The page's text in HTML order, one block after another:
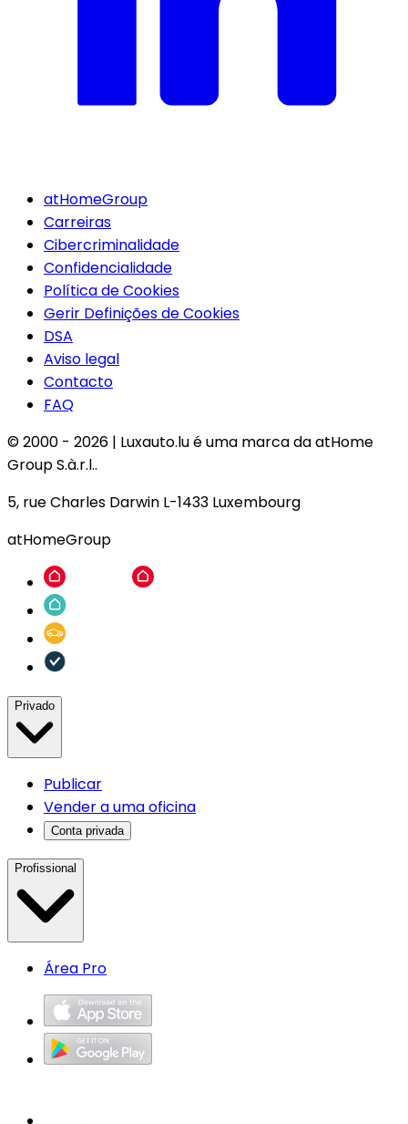
atHomeGroup
Carreiras
Cibercriminalidade
Confidencialidade
Política de Cookies
Gerir Definições de Cookies
DSA
Aviso legal
Contacto
FAQ
© 2000 - 2026 | Luxauto.lu é uma marca da atHome
Group S.à.r.l..
5, rue Charles Darwin L-1433 Luxembourg
atHomeGroup
Privado
Publicar
Vender a uma oficina
Conta privada
Profissional
Área Pro